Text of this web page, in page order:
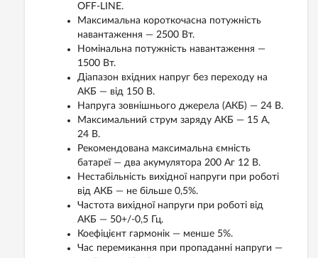
OFF-LINE.
Максимальна короткочасна потужність
навантаження — 2500 Вт.
Номінальна потужність навантаження —
1500 Вт.
Діапазон вхідних напруг без переходу на
АКБ — від 150 В.
Напруга зовнішнього джерела (АКБ) — 24 В.
Максимальний струм заряду АКБ — 15 A,
24 В.
Рекомендована максимальна ємність
батареї — два акумулятора 200 Аг 12 В.
Нестабільність вихідної напруги при роботі
від АКБ — не більше 0,5%.
Частота вихідної напруги при роботі від
АКБ — 50+/-0,5 Гц.
Коефіцієнт гармонік — менше 5%.
Час перемикання при пропаданні напруги —